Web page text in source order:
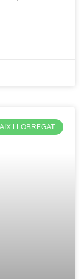
LLOBREGAT